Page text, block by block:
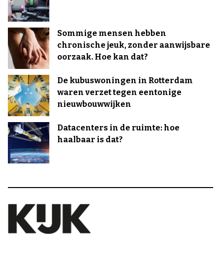
Sommige mensen hebben
chronische jeuk, zonder aanwijsbare
oorzaak. Hoe kan dat?
De kubuswoningen in Rotterdam
waren verzet tegen eentonige
nieuwbouwwijken
Datacenters in de ruimte: hoe
haalbaar is dat?